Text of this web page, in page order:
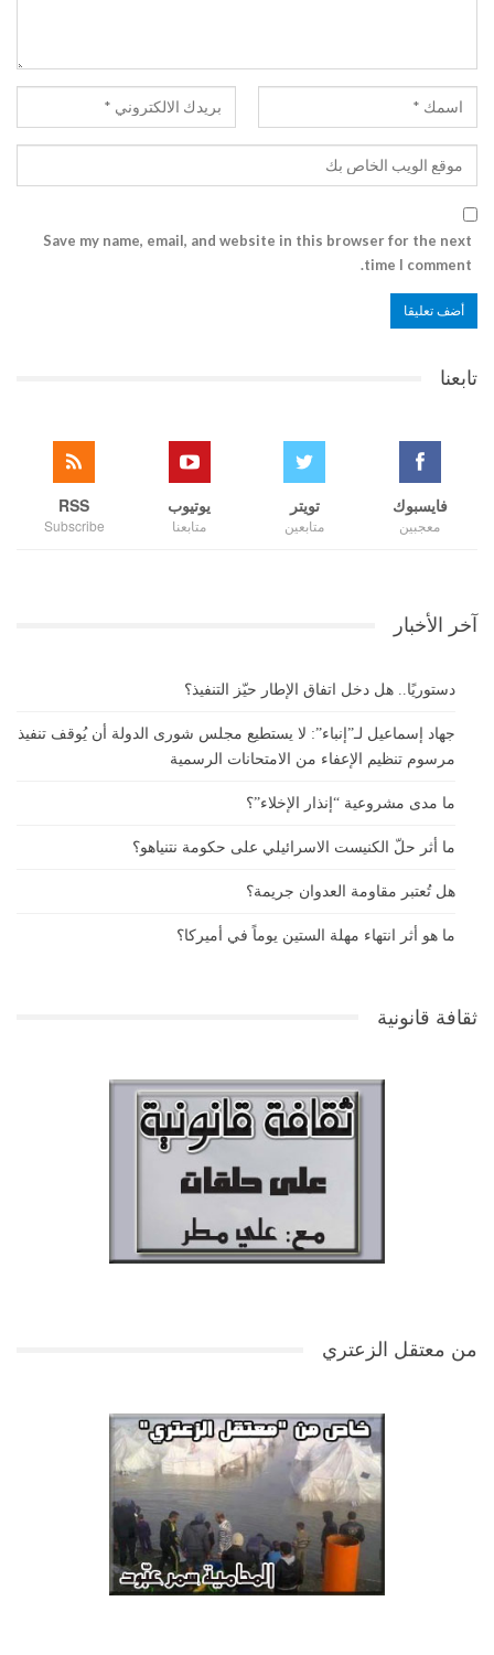
Save my name, email, and website in this browser for the next
time I comment.
تابعنا
فايسبوك
معجبين
تويتر
متابعين
يوتيوب
متابعنا
RSS
Subscribe
آخر الأخبار
دستوريًا.. هل دخل اتفاق الإطار حيّز التنفيذ؟
جهاد إسماعيل لـ”إنباء”: لا يستطيع مجلس شورى الدولة أن يُوقف تنفيذ
مرسوم تنظيم الإعفاء من الامتحانات الرسمية
ما مدى مشروعية “إنذار الإخلاء”؟
ما أثر حلّ الكنيست الاسرائيلي على حكومة نتنياهو؟
هل تُعتبر مقاومة العدوان جريمة؟
ما هو أثر انتهاء مهلة الستين يوماً في أميركا؟
ثقافة قانونية
من معتقل الزعتري